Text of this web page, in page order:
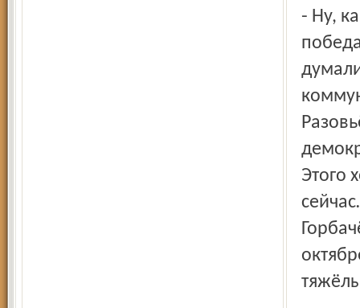
- Ну, какая могла быть тогда реакция? Конечно, радость –
Этого